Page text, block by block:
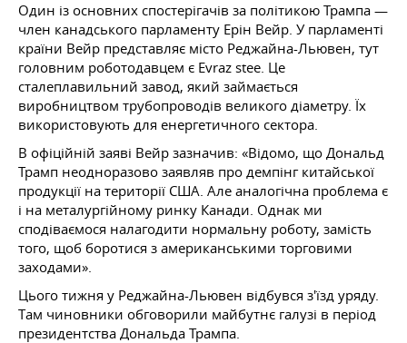
Один із основних спостерігачів за політикою Трампа —
член канадського парламенту Ерін Вейр. У парламенті
країни Вейр представляє місто Реджайна-Льювен, тут
головним роботодавцем є Evraz stee. Це
сталеплавильний завод, який займається
виробництвом трубопроводів великого діаметру. Їх
використовують для енергетичного сектора.
В офіційній заяві Вейр зазначив: «Відомо, що Дональд
Трамп неодноразово заявляв про демпінг китайської
продукції на території США. Але аналогічна проблема є
і на металургійному ринку Канади. Однак ми
сподіваємося налагодити нормальну роботу, замість
того, щоб боротися з американськими торговими
заходами».
Цього тижня у Реджайна-Льювен відбувся з'їзд уряду.
Там чиновники обговорили майбутнє галузі в період
президентства Дональда Трампа.